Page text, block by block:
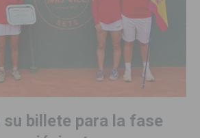
su billete para la fase